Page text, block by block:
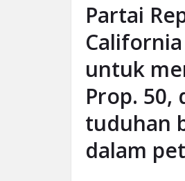
Partai
untuk
Prop. 50,
tuduhan
dalam